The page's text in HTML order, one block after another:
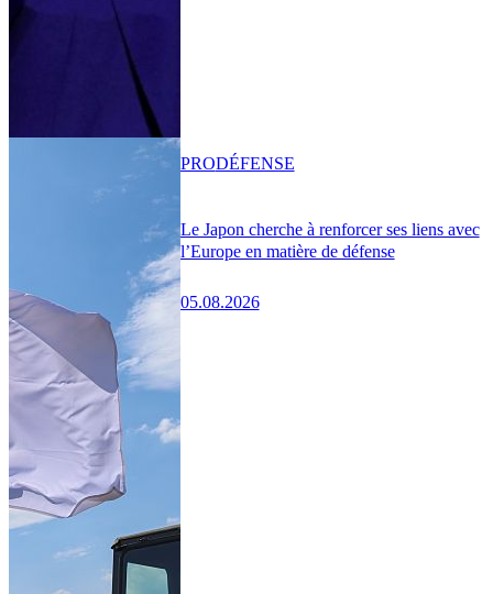
Le Japon cherche à renforcer ses liens avec
l’Europe en matière de défense
05.08.2026
PRODÉFENSE